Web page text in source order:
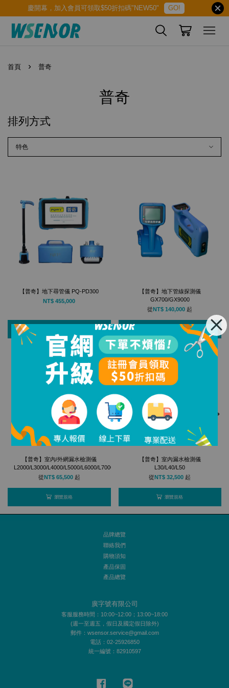
慶開幕，加入會員可領取$50折扣碼"NEW50" GO!
首頁 › 普奇
普奇
排列方式
【普奇】地下尋管儀 PQ-PD300
NT$ 455,000
【普奇】地下管線探測儀
GX700/GX9000
從 NT$ 140,000 起
瀏覽規格
【普奇】室內/外網漏水檢測儀
L2000/L3000/L4000/L5000/L6000/L7000
從 NT$ 65,500 起
瀏覽規格
【普奇】室內漏水檢測儀
L30/L40/L50
從 NT$ 32,500 起
瀏覽規格
品牌總覽
聯絡我們
購物須知
產品保固
產品總覽
廣字號有限公司
客服服務時間：10:00~12:00；13:00~18:00
(週一至週五，假日及國定假日除外)
郵件：wsensor.service@gmail.com
電話：02-25926850
統一編號：82910597
Facebook